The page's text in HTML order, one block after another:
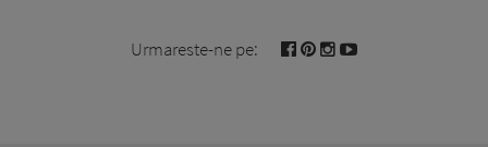
Urmareste-ne pe: